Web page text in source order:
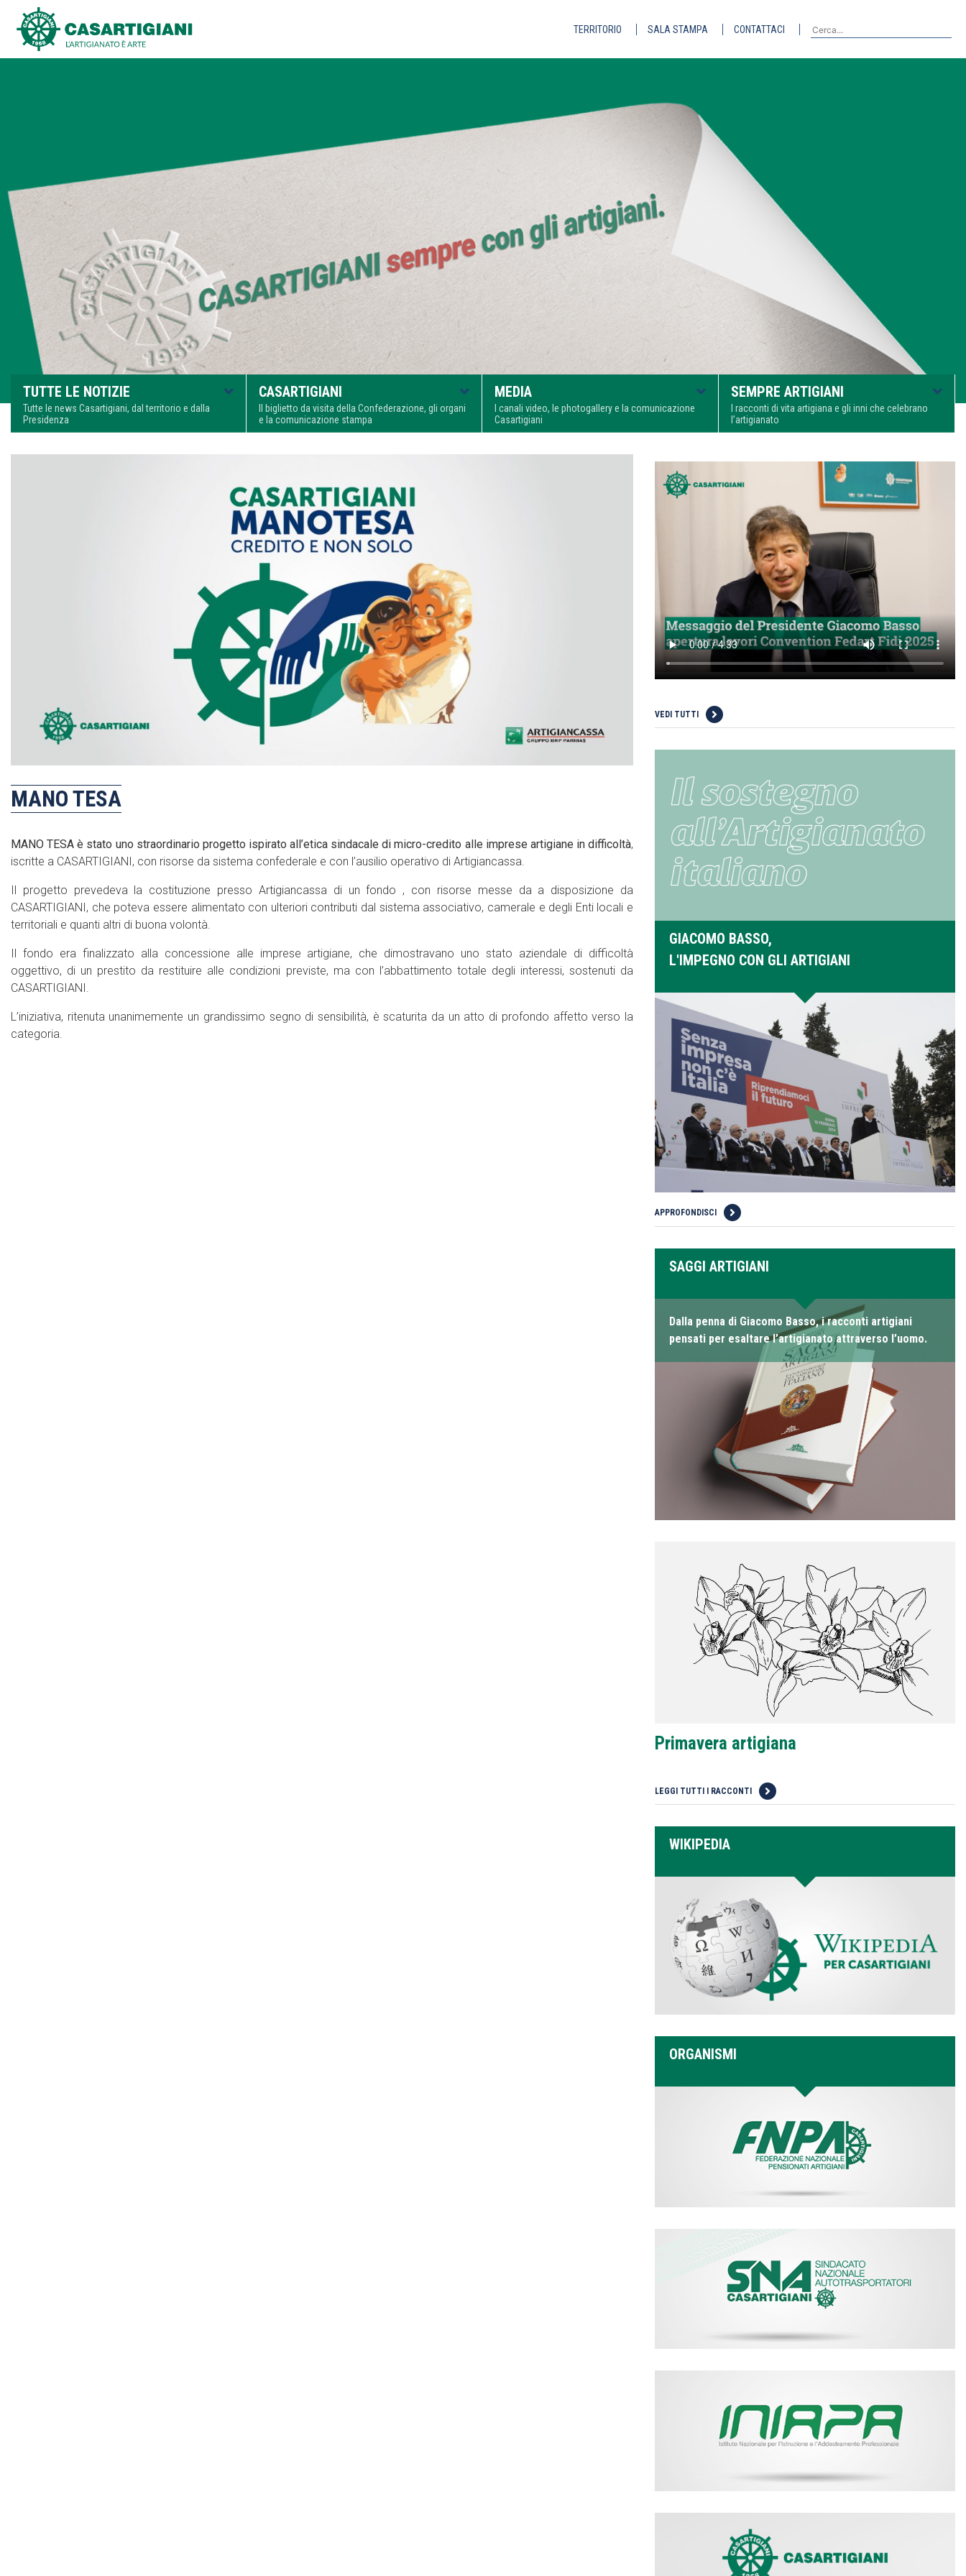
TERRITORIO SALA STAMPA CONTATTACI
TUTTE LE NOTIZIE
Tutte le news Casartigiani, dal territorio e dalla
Presidenza
CASARTIGIANI
Il biglietto da visita della Confederazione, gli organi
e la comunicazione stampa
MEDIA
I canali video, le photogallery e la comunicazione
Casartigiani
SEMPRE ARTIGIANI
I racconti di vita artigiana e gli inni che celebrano
l’artigianato
MANO TESA
MANO TESA è stato uno straordinario progetto ispirato all’etica sindacale di micro-credito alle imprese artigiane in difficoltà,
iscritte a CASARTIGIANI, con risorse da sistema confederale e con l’ausilio operativo di Artigiancassa.
Il progetto prevedeva la costituzione presso Artigiancassa di un fondo , con risorse messe da a disposizione da
CASARTIGIANI, che poteva essere alimentato con ulteriori contributi dal sistema associativo, camerale e degli Enti locali e
territoriali e quanti altri di buona volontà.
Il fondo era finalizzato alla concessione alle imprese artigiane, che dimostravano uno stato aziendale di difficoltà
oggettivo, di un prestito da restituire alle condizioni previste, ma con l’abbattimento totale degli interessi, sostenuti da
CASARTIGIANI.
L’iniziativa, ritenuta unanimemente un grandissimo segno di sensibilità, è scaturita da un atto di profondo affetto verso la
categoria.
VEDI TUTTI
GIACOMO BASSO,
L'IMPEGNO CON GLI ARTIGIANI
APPROFONDISCI
SAGGI ARTIGIANI
Dalla penna di Giacomo Basso, i racconti artigiani
pensati per esaltare l’artigianato attraverso l’uomo.
Primavera artigiana
LEGGI TUTTI I RACCONTI
WIKIPEDIA
ORGANISMI